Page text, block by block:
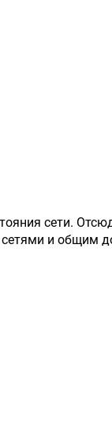
сети.
и общим